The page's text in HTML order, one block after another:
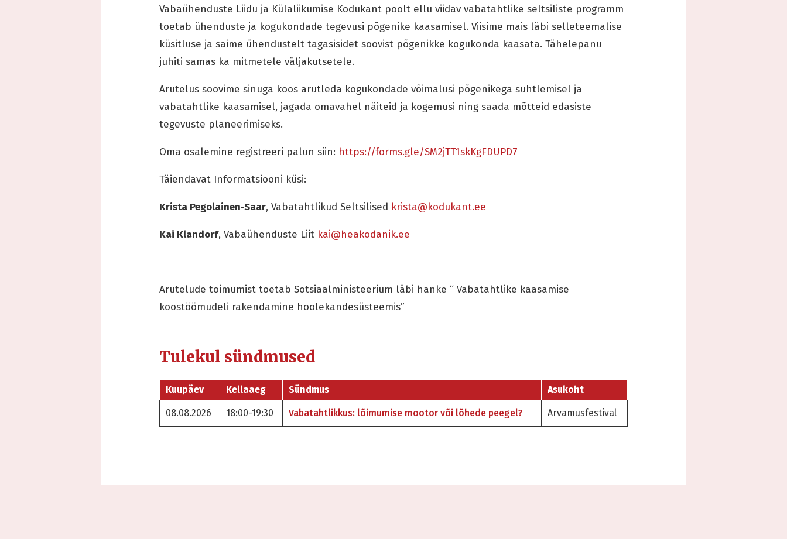
Vabaühenduste Liidu ja Külaliikumise Kodukant poolt ellu viidav vabatahtlike seltsiliste programm
toetab ühenduste ja kogukondade tegevusi põgenike kaasamisel. Viisime mais läbi selleteemalise
küsitluse ja saime ühendustelt tagasisidet soovist põgenikke kogukonda kaasata. Tähelepanu
juhiti samas ka mitmetele väljakutsetele.
Arutelus soovime sinuga koos arutleda kogukondade võimalusi põgenikega suhtlemisel ja
vabatahtlike kaasamisel, jagada omavahel näiteid ja kogemusi ning saada mõtteid edasiste
tegevuste planeerimiseks.
Oma osalemine registreeri palun siin: https://forms.gle/SM2jTT1skKgFDUPD7
Täiendavat Informatsiooni küsi:
Krista Pegolainen-Saar, Vabatahtlikud Seltsilised krista@kodukant.ee
Kai Klandorf, Vabaühenduste Liit kai@heakodanik.ee
Arutelude toimumist toetab Sotsiaalministeerium läbi hanke “ Vabatahtlike kaasamise
koostöömudeli rakendamine hoolekandesüsteemis”
Tulekul sündmused
Kuupäev Kellaaeg Sündmus Asukoht
08.08.2026 18:00-19:30 Vabatahtlikkus: lõimumise mootor või lõhede peegel? Arvamusfestival